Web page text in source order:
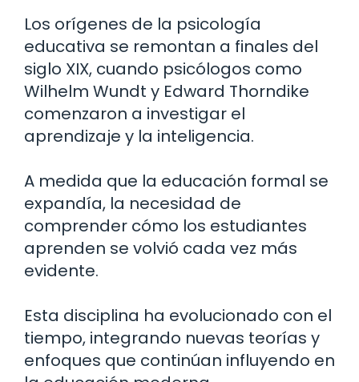
Los orígenes de la psicología
educativa se remontan a finales del
siglo XIX, cuando psicólogos como
Wilhelm Wundt y Edward Thorndike
comenzaron a investigar el
aprendizaje y la inteligencia.
A medida que la educación formal se
expandía, la necesidad de
comprender cómo los estudiantes
aprenden se volvió cada vez más
evidente.
Esta disciplina ha evolucionado con el
tiempo, integrando nuevas teorías y
enfoques que continúan influyendo en